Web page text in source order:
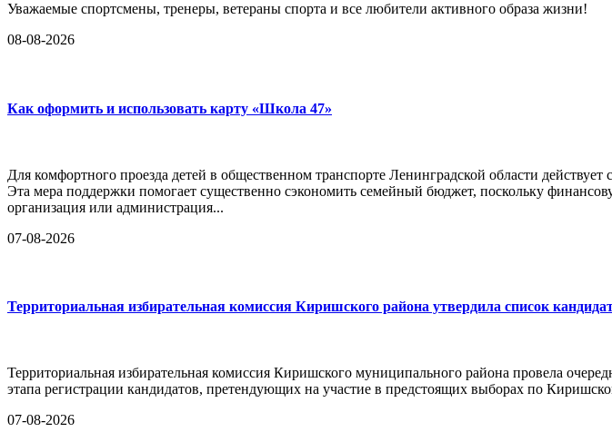
Уважаемые спортсмены, тренеры, ветераны спорта и все любители активного образа жизни!
08-08-2026
Как оформить и использовать карту «Школа 47»
Для комфортного проезда детей в общественном транспорте Ленинградской области
Эта мера поддержки помогает существенно сэкономить семейный бюджет, поскольку
организация или администрация...
07-08-2026
Территориальная избирательная комиссия Киришского района утвердила список
Территориальная избирательная комиссия Киришского муниципального района провела
этапа регистрации кандидатов, претендующих на участие в предстоящих выборах по
07-08-2026